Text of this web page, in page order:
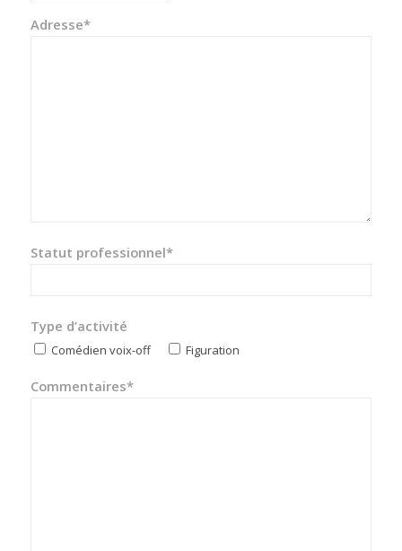
Adresse*
Statut professionnel*
Type d’activité
Comédien voix-off Figuration
Commentaires*